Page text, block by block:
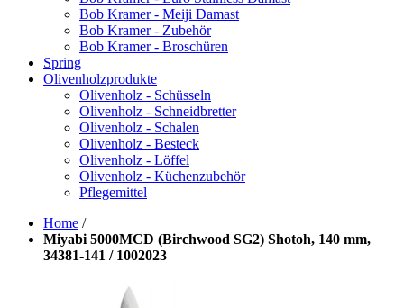
Bob Kramer - Meiji Damast
Bob Kramer - Zubehör
Bob Kramer - Broschüren
Spring
Olivenholzprodukte
Olivenholz - Schüsseln
Olivenholz - Schneidbretter
Olivenholz - Schalen
Olivenholz - Besteck
Olivenholz - Löffel
Olivenholz - Küchenzubehör
Pflegemittel
Home /
Miyabi 5000MCD (Birchwood SG2) Shotoh, 140 mm,
34381-141 / 1002023